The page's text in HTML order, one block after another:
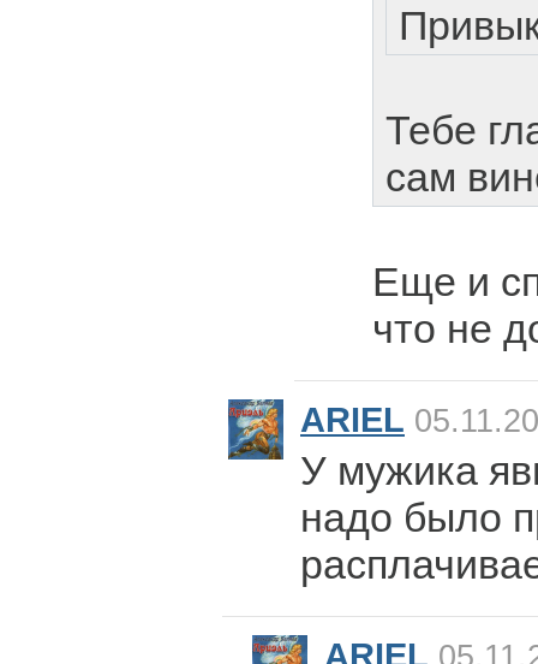
Тебе
сам
Еще и
что не
ARIEL
У мужика
надо было
ARIEL